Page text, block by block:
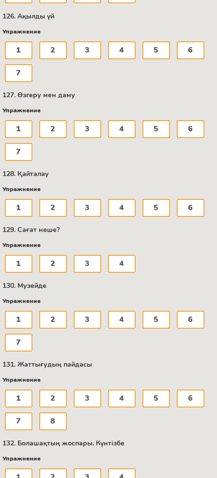
126. Ақылды үй
Упражнение
1 2 3 4 5 6
7
127. Өзгеру мен даму
Упражнение
1 2 3 4 5 6
7
128. Қайталау
Упражнение
1 2 3 4 5 6
129. Сағат неше?
Упражнение
1 2 3 4
130. Музейде
Упражнение
1 2 3 4 5 6
7
131. Жаттығудың пайдасы
Упражнение
1 2 3 4 5 6
7 8
132. Болашақтың жоспары. Күнтізбе
Упражнение